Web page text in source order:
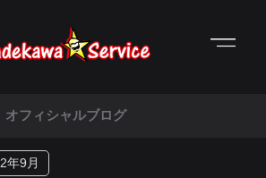
オフィシャルブログ
年9月